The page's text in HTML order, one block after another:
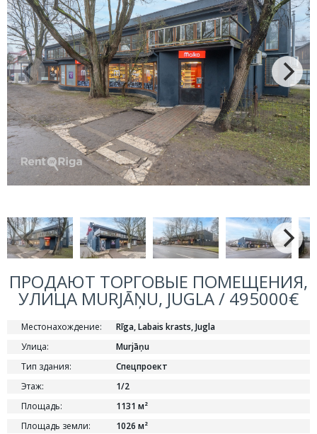
ПРОДАЮТ ТОРГОВЫЕ ПОМЕЩЕНИЯ,
УЛИЦА MURJĀŅU, JUGLA / 495000€
Местонахождение:
Rīga, Labais krasts, Jugla
Улица:
Murjāņu
Тип здания:
Спецпроект
Этаж:
1/2
Площадь:
1131 м²
Площадь земли:
1026 м²